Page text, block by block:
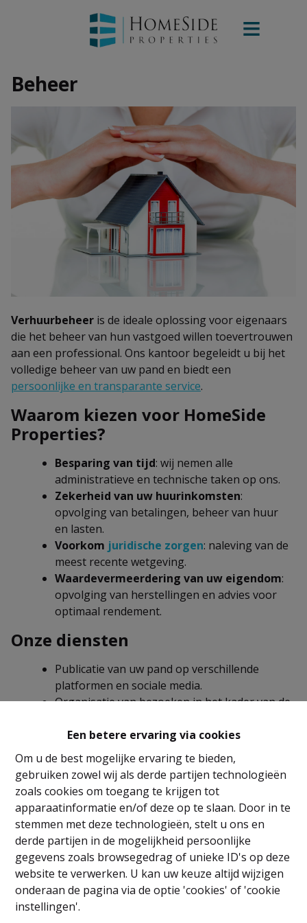
Een betere ervaring via cookies
Om u de best mogelijke ervaring te bieden,
gebruiken zowel wij als derde partijen technologieën
zoals cookies om toegang te krijgen tot
apparaatinformatie en/of deze op te slaan. Door in te
stemmen met deze technologieën, stelt u ons en
derde partijen in de mogelijkheid persoonlijke
gegevens zoals browsegedrag of unieke ID's op deze
website te verwerken. U kan uw keuze altijd wijzigen
onderaan de pagina via de optie 'cookies' of 'cookie
instellingen'.
Beheer
Verhuurbeheer is de ideale oplossing voor eigenaars
die het beheer van hun vastgoed willen toevertrouwen
aan een professional. Ons kantoor begeleidt u bij het
volledige beheer van uw pand en biedt een
persoonlijke en transparante service.
Waarom kiezen voor HomeSide
Properties?
Besparing van tijd: wij nemen alle
administratieve en technische taken op ons.
Zekerheid van uw huurinkomsten:
opvolging van betalingen, beheer van huur
en lasten.
Voorkom juridische zorgen: naleving van de
meest recente wetgeving.
Waardevermeerdering van uw eigendom:
opvolging van herstellingen en advies voor
optimaal rendement.
Onze diensten
Publicatie van uw pand op verschillende
platformen en sociale media.
Organisatie van bezoeken in het kader van de
Opstellen en ondertekenen van
huurcontracten volgens de geldende
wetgeving.
Opmaak van
plaatsbeschrijvingen
bij in- en
uittrede door onze experts.
Ontvangst en opvolging van de huur,
jaarlijkse indexatie en beheer van
wanbetalingen.
Beheer van lasten en facturen (syndicus,
onroerende voorheffing, verzekeringen,
enz.).
Coördinatie van werken en herstellingen